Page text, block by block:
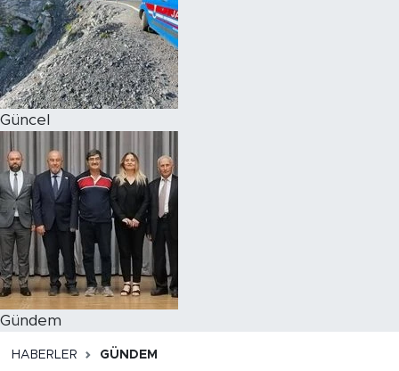
Güncel
Gündem
HABERLER GÜNDEM
Magazin
Özel Haber
Politika
Resmi İlanlar
Sağlık
Spor
Turizm